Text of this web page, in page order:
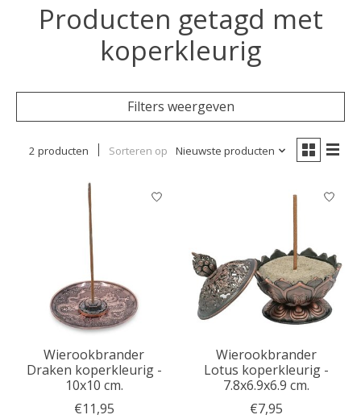
Producten getagd met
koperkleurig
Filters weergeven
2 producten Sorteren op Nieuwste producten
Wierookbrander
Draken koperkleurig -
10x10 cm.
€11,95
Wierookbrander
Lotus koperkleurig -
7.8x6.9x6.9 cm.
€7,95